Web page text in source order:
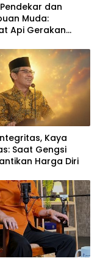
dan
Muda:
Api Gerakan
Kaya
Saat Gengsi
Harga Diri